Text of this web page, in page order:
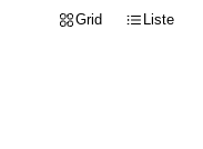
Grid Liste